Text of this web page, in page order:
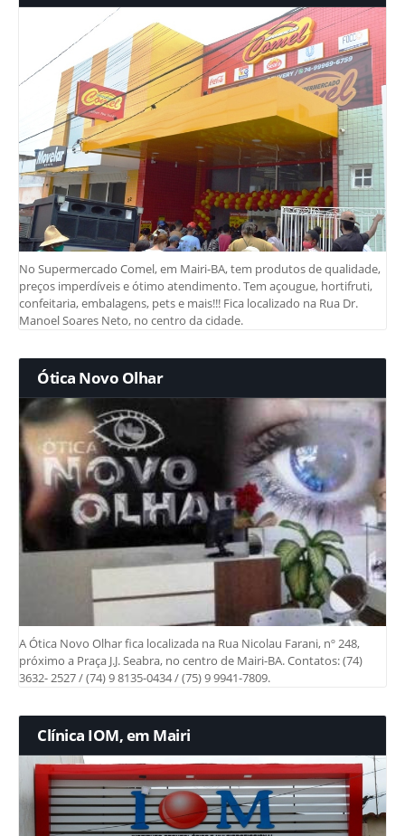
No Supermercado Comel, em Mairi-BA, tem produtos de qualidade,
preços imperdíveis e ótimo atendimento. Tem açougue, hortifruti,
confeitaria, embalagens, pets e mais!!! Fica localizado na Rua Dr.
Manoel Soares Neto, no centro da cidade.
Ótica Novo Olhar
A Ótica Novo Olhar fica localizada na Rua Nicolau Farani, nº 248,
próximo a Praça J.J. Seabra, no centro de Mairi-BA. Contatos: (74)
3632- 2527 / (74) 9 8135-0434 / (75) 9 9941-7809.
Clínica IOM, em Mairi